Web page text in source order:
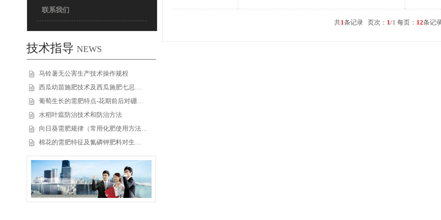
联系我们
技术指导 NEWS
马铃薯无公害生产技术操作规程
西瓜幼苗施肥技术及西瓜施肥七忌…
葡萄生长的需肥特点-花期前后对硼…
水稻叶瘟防治技术和防治方法
向日葵需肥规律（常用化肥使用方法…
棉花的需肥特征及氮磷钾肥料对生…
共1条记录 页次： 1/1 每页： 12条